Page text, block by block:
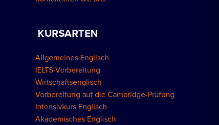
KURSARTEN
Allgemeines Englisch
IELTS-Vorbereitung
Wirtschaftsenglisch
Vorbereitung auf die Cambridge-Prüfung
Intensivkurs Englisch
Akademisches Englisch